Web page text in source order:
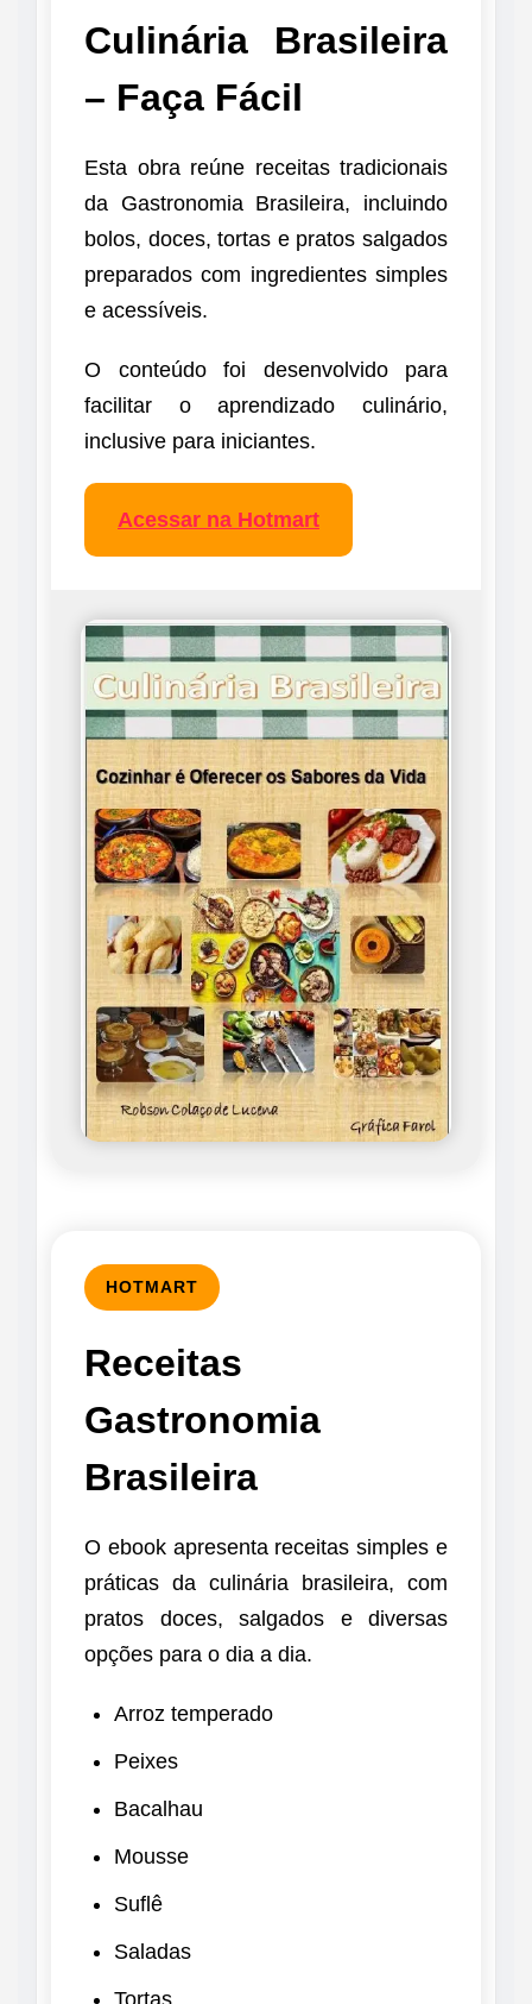
Culinária Brasileira
– Faça Fácil
Esta obra reúne receitas tradicionais
da Gastronomia Brasileira, incluindo
bolos, doces, tortas e pratos salgados
preparados com ingredientes simples
e acessíveis.
O conteúdo foi desenvolvido para
facilitar o aprendizado culinário,
inclusive para iniciantes.
Acessar na Hotmart
HOTMART
Receitas
Gastronomia
Brasileira
O ebook apresenta receitas simples e
práticas da culinária brasileira, com
pratos doces, salgados e diversas
opções para o dia a dia.
Arroz temperado
Peixes
Bacalhau
Mousse
Suflê
Saladas